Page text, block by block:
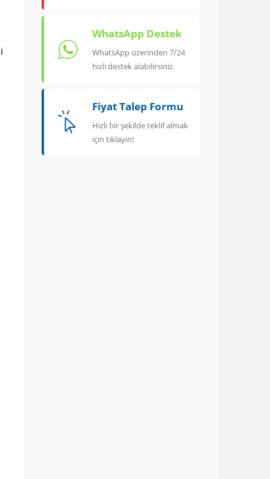
WhatsApp Destek
WhatsApp üzerinden 7/24
hızlı destek alabilirsiniz.
Fiyat Talep Formu
Hızlı bir şekilde teklif almak
için tıklayın!